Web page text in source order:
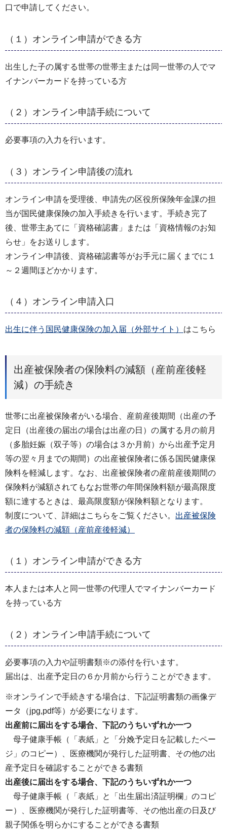
口で申請してください。
（１）オンライン申請ができる方
出生した子の属する世帯の世帯主または同一世帯の人でマ
イナンバーカードを持っている方
（２）オンライン申請手続について
必要事項の入力を行います。
（３）オンライン申請後の流れ
オンライン申請を受理後、申請先の区役所保険年金課の担
当が国民健康保険の加入手続きを行います。手続き完了
後、世帯主あてに「資格確認書」または「資格情報のお知
らせ」をお送りします。
オンライン申請後、資格確認書等がお手元に届くまでに１
～２週間ほどかかります。
（４）オンライン申請入口
出生に伴う国民健康保険の加入届（外部サイト） はこちら
出産被保険者の保険料の減額（産前産後軽
減）の手続き
世帯に出産被保険者がいる場合、産前産後期間（出産の予
定日（出産後の届出の場合は出産の日）の属する月の前月
（多胎妊娠（双子等）の場合は３か月前）から出産予定月
等の翌々月までの期間）の出産被保険者に係る国民健康保
険料を軽減します。なお、出産被保険者の産前産後期間の
保険料が減額されてもなお世帯の年間保険料額が最高限度
額に達するときは、最高限度額が保険料額となります。
制度について、詳細はこちらをご覧ください。 出産被保険
者の保険料の減額（産前産後軽減）
（１）オンライン申請ができる方
本人または本人と同一世帯の代理人でマイナンバーカード
を持っている方
（２）オンライン申請手続について
必要事項の入力や証明書類※の添付を行います。
届出は、出産予定日の６か月前から行うことができます。
※オンラインで手続きする場合は、下記証明書類の画像デ
ータ（jpg,pdf等）が必要になります。
出産前に届出をする場合、下記のうちいずれか一つ
母子健康手帳（「表紙」と「分娩予定日を記載したペー
ジ」のコピー）、医療機関が発行した証明書、その他の出
産予定日を確認することができる書類
出産後に届出をする場合、下記のうちいずれか一つ
母子健康手帳（「表紙」と「出生届出済証明欄」のコピ
ー）、医療機関が発行した証明書等、その他出産の日及び
親子関係を明らかにすることができる書類